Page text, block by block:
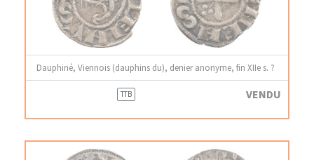
Dauphiné, Viennois (dauphins du), denier anonyme, fin XIIe s. ?
TTB VENDU